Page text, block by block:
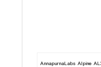
AnnapurnaLabs Alpine